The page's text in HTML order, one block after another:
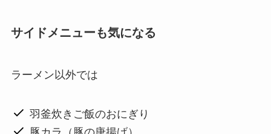
サイドメニューも気になる
ラーメン以外では
羽釜炊きご飯のおにぎり